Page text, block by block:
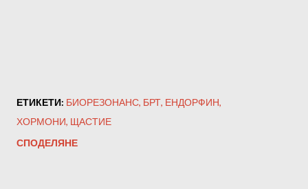
ЕТИКЕТИ: БИОРЕЗОНАНС БРТ ЕНДОРФИН
ХОРМОНИ ЩАСТИЕ
СПОДЕЛЯНЕ